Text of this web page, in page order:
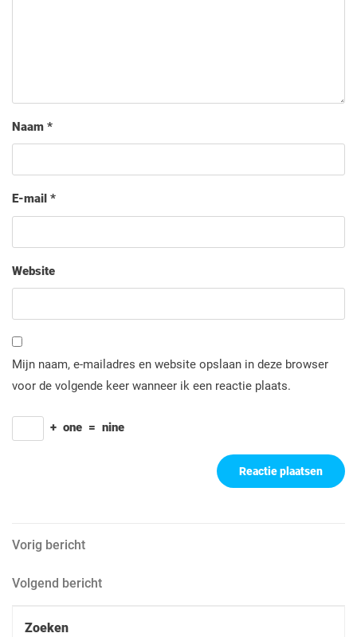
Naam *
E-mail *
Website
Mijn naam, e-mailadres en website opslaan in deze browser
voor de volgende keer wanneer ik een reactie plaats.
+ one = nine
Berichtnavigatie
Vorig
Vorig bericht
Volgend
Volgend bericht
Zoeken